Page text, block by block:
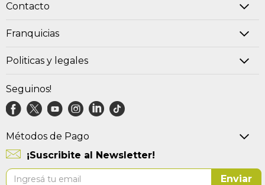
Contacto
Franquicias
Politicas y legales
¡Suscribite al Newsletter!
Suscríbase
Enviar
Seguinos!
Métodos de Pago